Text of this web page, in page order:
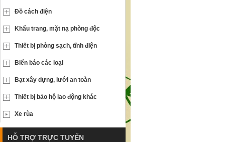
Đồ cách điện
Khẩu trang, mặt nạ phòng độc
Thiết bị phòng sạch, tĩnh điện
Biển báo các loại
Bạt xây dựng, lưới an toàn
Thiết bị bảo hộ lao động khác
Xe rùa
HỖ TRỢ TRỰC TUYẾN